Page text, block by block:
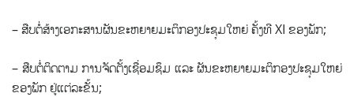
– ສືບຕໍ່ສ້າງເອກະສານຜັນຂະຫຍາຍມະຕິກອງປະຊຸມໃຫຍ່ ຄັ້ງທີ XI ຂອງພັກ;
– ສືບຕໍ່ຕິດຕາມ ການຈັດຕັ້ງເຊື່ອມຊຶມ ແລະ ຜັນຂະຫຍາຍມະຕິກອງປະຊຸມໃຫຍ່
ຂອງພັກ ຢູ່ແຕ່ລະຂັ້ນ;